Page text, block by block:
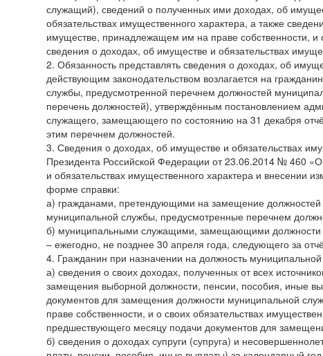
служащий), сведений о полученных ими доходах, об
обязательствах имущественного характера, а также
имуществе, принадлежащем им на праве собственности, и
сведения о доходах, об имуществе и обязательствах
2. Обязанность представлять сведения о доходах, об
действующим законодательством возлагается на
службы, предусмотренной перечнем должностей
перечень должностей), утверждённым постановлением
служащего, замещающего по состоянию на 31 декабря
этим перечнем должностей.
3. Сведения о доходах, об имуществе и обязательствах
Президента Российской Федерации от 23.06.2014 № 460
и обязательствах имущественного характера и внесении
форме справки:
а) гражданами, претендующими на замещение
муниципальной службы, предусмотренные перечнем
б) муниципальными служащими, замещающими должности
– ежегодно, не позднее 30 апреля года, следующего за
4. Гражданин при назначении на должность
а) сведения о своих доходах, полученных от всех
замещения выборной должности, пенсии, пособия, иные
документов для замещения должности муниципальной
праве собственности, и о своих обязательствах
предшествующего месяцу подачи документов для
б) сведения о доходах супруги (супруга) и